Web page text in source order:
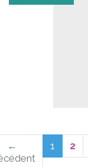
←
1 (actuel)
2